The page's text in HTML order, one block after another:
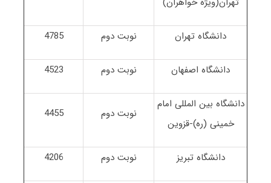
دانشگاه تهران نوبت دوم 4785
دانشگاه اصفهان نوبت دوم 4523
دانشگاه بین المللی امام
خمینی (ره)-قزوین
نوبت دوم 4455
دانشگاه تبریز نوبت دوم 4206